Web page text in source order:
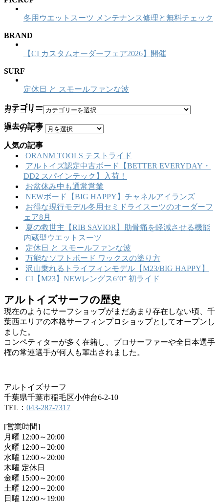
冬用ウエットスーツ メンテナンス修理と無料チェック
BRAND
【CI カスタムオーダーフェア2026】開催
SURF
定休日 と スモールファンな波
カテゴリー
カテゴリー
過去の記事
アーカイブ
人気の記事
ORANM TOOLS テストライド
アルトイズ認定中古ボード【BETTER EVERYDAY・
DD2 スパインテック】入荷！
お盆休み中も通常営業
NEWボード【BIG HAPPY】チャネルアイランズ
お得な現行モデル冬用セミドライスーツのオーダーフ
ェア8月
夏の救世主【RIB SAVIOR】肋骨痛を軽減させる機能
内蔵型ウエットスーツ
定休日 と スモールファンな波
万能なソフトボード ワックスの塗り方
沢山乗れるトライフィンモデル【M23/BIG HAPPY】
CI【M23】NEWレングス6’0” 初ライド
アルトイズサーフの歴史
現在のようにサーフショップがまだあまり存在しない頃、千
葉西エリアの本格サーフィンプロショップとしてオープンし
ました。
コンペティターが多く在籍し、プロサーファーや全日本選手
権の常連選手が何人も輩出されました。
アルトイズサーフ
千葉県千葉市稲毛区小仲台6-2-10
TEL： 043-287-7317
[営業時間]
月曜 12:00～20:00
火曜 12:00～20:00
水曜 12:00～20:00
木曜 定休日
金曜 15:00～20:00
土曜 12:00～20:00
日曜 12:00～19:00